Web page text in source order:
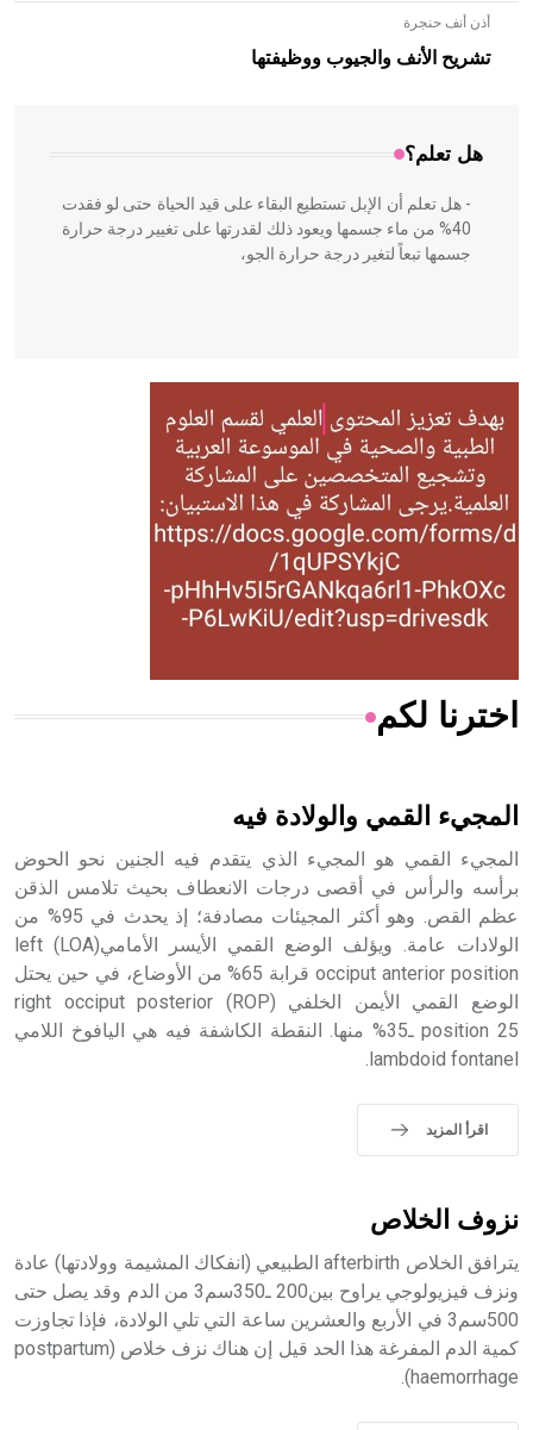
أذن أنف حنجرة
تشريح الأنف والجيوب ووظيفتها
هل تعلم؟
- هل تعلم أن الأبلق نوع من الفنون الهندسية التي ارتبطت
بالعمارة الإسلامية في بلاد الشام ومصر خاصة، حيث يحرص
المعمار على بناء مداميكه وخاصة في الواجهات
- هل تعلم أن الإبل تستطيع البقاء على قيد الحياة حتى لو فقدت
40% من ماء جسمها ويعود ذلك لقدرتها على تغيير درجة حرارة
جسمها تبعاً لتغير درجة حرارة الجو،
- هل تعلم أن أبقراط كتب في الطب أربعة مؤلفات هي:
الحكم، الأدلة، تنظيم التغذية، ورسالته في جروح الرأس. ويعود
له الفضل بأنه حرر الطب من الدين والفلسفة.
- هل تعلم أن المرجان إفراز حيواني يتكون في البحر ويتركب
من مادة كربونات الكلسيوم، وهو أحمر أو شديد الحمرة وهو
أجود أنواعه، ويمتاز بكبر الحجم ويسمى الش
هل تعلم أن الأبسيد كلمة فرنسية اللفظ تم اعتمادها مصطلحاً
- هل تعلم أن أبجر Abgar اسم معروف جيداً يعود إلى عدد من
الملوك الذين حكموا مدينة إديسا (الرها) من أبجر الأول وحتى
التاسع، وهم ينتسبون إلى أسرة أوسروين
sign تكتب منفصلة غير متصلة، وتعتمد المبدأ الأكوروفوني،
اخترنا لكم
المجيء القمي والولادة فيه
المجيء القمي هو المجيء الذي يتقدم فيه الجنين نحو الحوض
برأسه والرأس في أقصى درجات الانعطاف بحيث تلامس الذقن
عظم القص. وهو أكثر المجيئات مصادفة؛ إذ يحدث في 95% من
الولادات عامة. ويؤلف الوضع القمي الأيسر الأمامي(LOA) left
occiput anterior position قرابة 65% من الأوضاع، في حين يحتل
الوضع القمي الأيمن الخلفي (ROP) right occiput posterior
position 25 ـ35% منها. النقطة الكاشفة فيه هي اليافوخ اللامي
lambdoid fontanel.
اقرأ المزيد
نزوف الخلاص
يترافق الخلاص afterbirth الطبيعي (انفكاك المشيمة وولادتها) عادة
ونزف فيزيولوجي يراوح بين200 ـ350سم3 من الدم وقد يصل حتى
500سم3 في الأربع والعشرين ساعة التي تلي الولادة، فإذا تجاوزت
كمية الدم المفرغة هذا الحد قيل إن هناك نزف خلاص (postpartum
haemorrhage).